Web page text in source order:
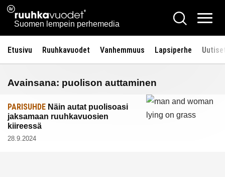
Siirry
sisältöön
Ruuhkavuodet.fi
Suomen lempein perhemedia
Hae
Etusivu Ruuhkavuodet Vanhemmuus Lapsiperhe
Avainsana: puolison auttaminen
PARISUHDE Näin autat puolisoasi
jaksamaan ruuhkavuosien
kiireessä
28.9.2024